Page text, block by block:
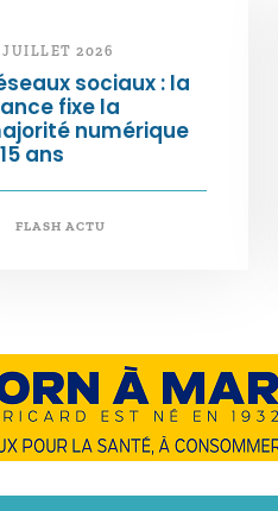
JUILLET 2026
sociaux : la
fixe la
numérique
ans
FLASH ACTU